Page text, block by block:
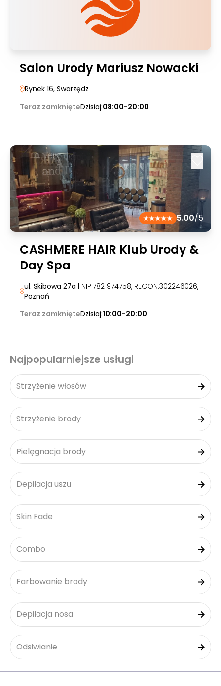
Salon Urody Mariusz Nowacki
Rynek 16, Swarzędz
Teraz zamknięteDzisiaj:08:00-20:00
5.00/5
CASHMERE HAIR Klub Urody &
Day Spa
ul. Skibowa 27a | NIP:7821974758, REGON:302246026,
Poznań
Teraz zamknięteDzisiaj:10:00-20:00
Najpopularniejsze usługi
Strzyżenie włosów
Strzyżenie brody
Pielęgnacja brody
Depilacja uszu
Skin Fade
Combo
Farbowanie brody
Depilacja nosa
Odsiwianie